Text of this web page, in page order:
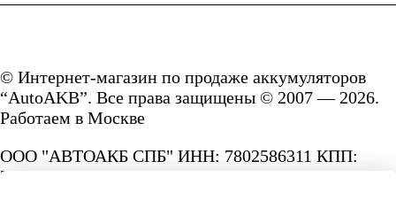
© Интернет-магазин по продаже аккумуляторов
“AutoAKB”. Все права защищены © 2007 — 2026.
Работаем в Москве
ООО "АВТОАКБ СПБ" ИНН: 7802586311 КПП:
780201001 ОГРН: 1167847287156.